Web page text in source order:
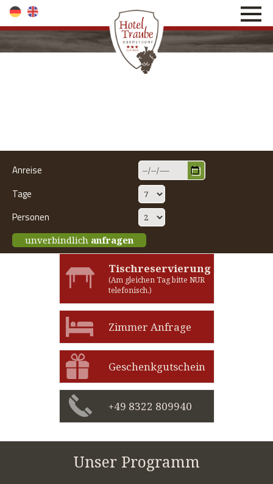
direkt zur Navigation
direkt zum Inhalt
Anreise
Tage
Personen
unverbindlich anfragen
Unser Programm
Tischreservierung
(Am gleichen Tag bitte NUR
telefonisch.)
Zimmer Anfrage
Geschenkgutschein
+49 8322 809940